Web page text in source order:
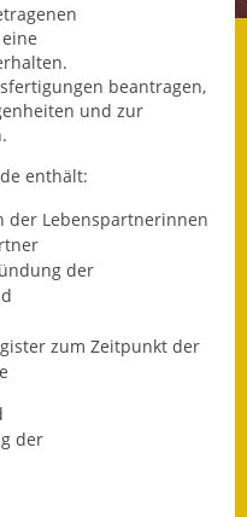
die Alten noch
Werkstatt
Sprache
in Leichter Sprache
beantragen,
und zur
.
enthält:
der Lebenspartnerinnen
der
zum Zeitpunkt der
der